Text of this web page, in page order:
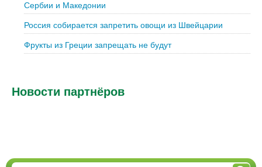
Сербии и Македонии
Россия собирается запретить овощи из Швейцарии
Фрукты из Греции запрещать не будут
Новости партнёров